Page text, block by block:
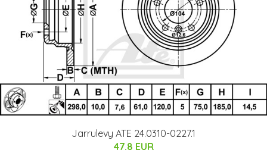
Jarrulevy ATE 24.0310-0227.1
47.8 EUR